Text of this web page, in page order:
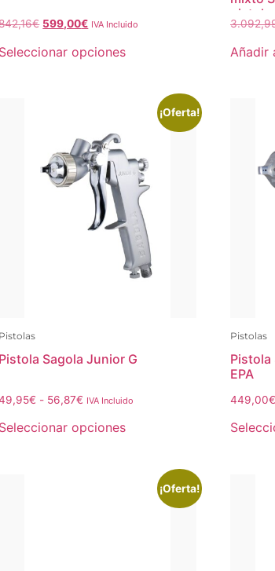
€ 599,00€ IVA Incluido
Seleccionar opciones Añadir
¡Oferta!
Pistolas
Pistola Sagola Junior G
€ - 56,87€ IVA Incluido
Seleccionar opciones
Pistolas
Pistola
EPA
449,00€
¡Oferta!